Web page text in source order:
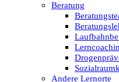
Beratung
Andere Lernorte